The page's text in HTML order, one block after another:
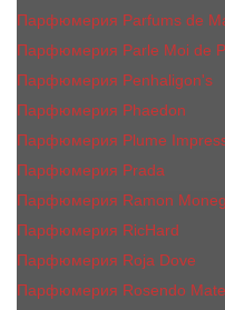
Парфюмерия Parfums de
Парфюмерия Parle Moi de
Парфюмерия Penhaligon's
Парфюмерия Phaedon
Парфюмерия Plume
Парфюмерия Prada
Парфюмерия Ramon
Парфюмерия RicHard
Парфюмерия Roja Dove
Парфюмерия Rosendo